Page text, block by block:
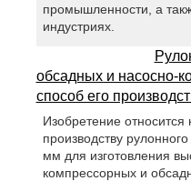
промышленности, а
индустриях.
обсадных и насосно-
способ его
Изобретение
производству
мм для изготовления
компрессорных и